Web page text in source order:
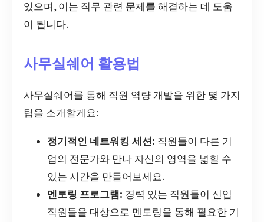
있으며, 이는 직무 관련 문제를 해결하는 데 도움
이 됩니다.
사무실쉐어 활용법
사무실쉐어를 통해 직원 역량 개발을 위한 몇 가지
팁을 소개할게요:
정기적인 네트워킹 세션: 직원들이 다른 기
업의 전문가와 만나 자신의 영역을 넓힐 수
있는 시간을 만들어보세요.
멘토링 프로그램: 경력 있는 직원들이 신입
직원들을 대상으로 멘토링을 통해 필요한 기